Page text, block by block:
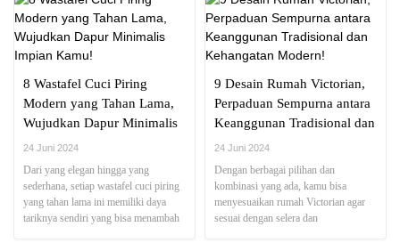
8 Wastafel Cuci Piring
Modern yang Tahan Lama,
Wujudkan Dapur Minimalis
Impian Kamu!
24 Juni 2024
Dari yang elegan hingga yang
sederhana, setiap wastafel cuci piring
yang tahan lama ini memiliki daya
tariknya sendiri yang bisa menambah
9 Desain Rumah Victorian,
Perpaduan Sempurna antara
Keanggunan Tradisional dan
Kehangatan Modern!
24 Juni 2024
Dengan berbagai pilihan dan
kombinasi yang ada, kamu bisa
menyesuaikan rumah Victorian agar
sesuai dengan selera dan